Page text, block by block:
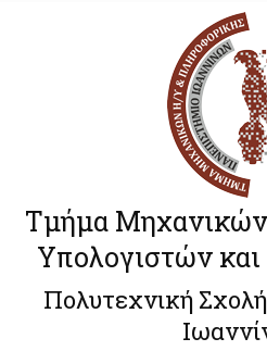
Τμήμα
Υπολογιστών
Πολυτεχνική